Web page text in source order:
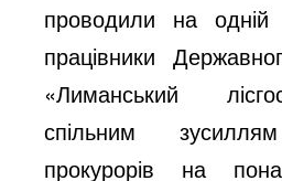
проводили на одній
працівники
«Лиманський
спільним
прокурорів на